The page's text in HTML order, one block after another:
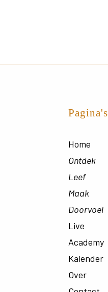
Pagina's
Home
Ontdek
Leef
Maak
Doorvoel
Live
Academy
Kalender
Over